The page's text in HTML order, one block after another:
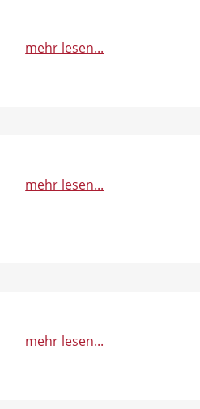
mehr lesen...
mehr lesen...
mehr lesen...